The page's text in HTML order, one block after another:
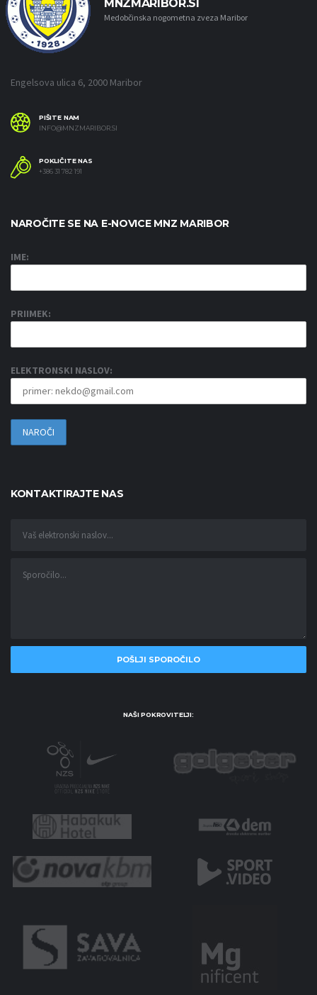
MNZMARIBOR.SI
Medobčinska nogometna zveza Maribor
Engelsova ulica 6, 2000 Maribor
PIŠITE NAM
INFO@MNZMARIBOR.SI
POKLIČITE NAS
+386 31 782 191
NAROČITE SE NA E-NOVICE MNZ MARIBOR
IME:
PRIIMEK:
ELEKTRONSKI NASLOV:
KONTAKTIRAJTE NAS
NAŠI POKROVITELJI: